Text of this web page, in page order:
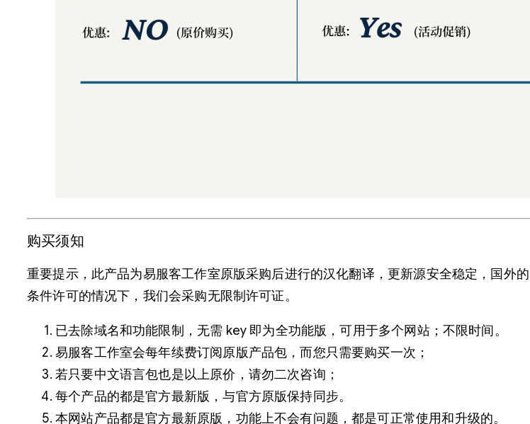
购买须知
重要提示，此产品为易服客工作室原版采购后进行的汉化翻译，更新源安全稳定，国外
条件许可的情况下，我们会采购无限制许可证。
已去除域名和功能限制，无需 key 即为全功能版，可用于多个网站；不限时间。
易服客工作室会每年续费订阅原版产品包，而您只需要购买一次；
若只要中文语言包也是以上原价，请勿二次咨询；
每个产品的都是官方最新版，与官方原版保持同步。
本网站产品都是官方最新原版，功能上不会有问题，都是可正常使用和升级的。